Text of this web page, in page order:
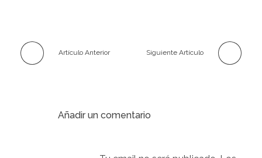
Artículo Anterior Siguiente Artículo